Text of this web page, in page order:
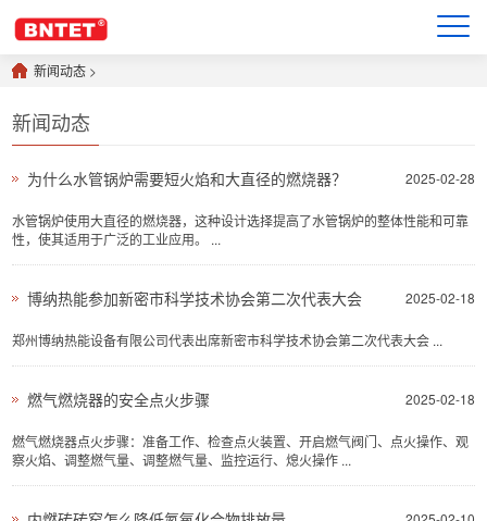
新闻动态 >
新闻动态
2025-02-28
为什么水管锅炉需要短火焰和大直径的燃烧器？
水管锅炉使用大直径的燃烧器，这种设计选择提高了水管锅炉的整体性能和可靠
性，使其适用于广泛的工业应用。 ...
2025-02-18
博纳热能参加新密市科学技术协会第二次代表大会
郑州博纳热能设备有限公司代表出席新密市科学技术协会第二次代表大会 ...
2025-02-18
燃气燃烧器的安全点火步骤
燃气燃烧器点火步骤：准备工作、检查点火装置、开启燃气阀门、点火操作、观
察火焰、调整燃气量、调整燃气量、监控运行、熄火操作 ...